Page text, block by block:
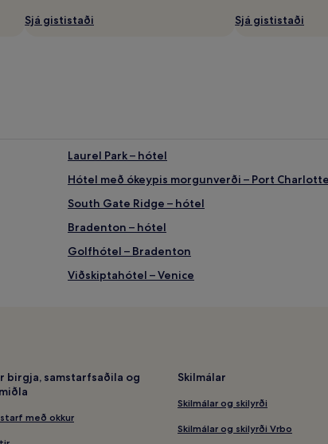
Sjá gististaði Sjá gististaði
Laurel Park – hótel
Hótel með ókeypis morgunverði – Port
South Gate Ridge – hótel
Bradenton – hótel
Golfhótel – Bradenton
Viðskiptahótel – Venice
Hótel með líkamsrækt – Sarasota
Lúxushótel – St. Petersburg
birgja, samstarfsaðila og
með okkur
Skilmálar
Skilmálar og skilyrði
Skilmálar og skilyrði Vrbo